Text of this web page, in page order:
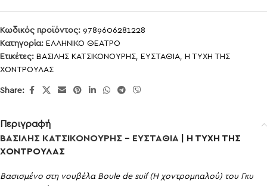
Κωδικός προϊόντος: 9789606281228
Κατηγορία: ΕΛΛΗΝΙΚΟ ΘΕΑΤΡΟ
Ετικέτες: ΒΑΣΙΛΗΣ ΚΑΤΣΙΚΟΝΟΥΡΗΣ ΕΥΣΤΑΘΙΑ Η ΤΥΧΗ ΤΗΣ
ΧΟΝΤΡΟΥΛΑΣ
Share:
Περιγραφή
ΒΑΣΙΛΗΣ ΚΑΤΣΙΚΟΝΟΥΡΗΣ – ΕΥΣΤΑΘΙΑ | Η ΤΥΧΗ ΤΗΣ
ΧΟΝΤΡΟΥΛΑΣ
Βασισμένο στη νουβέλα Boule de suif(Η χοντρομπαλού) του Γκυ